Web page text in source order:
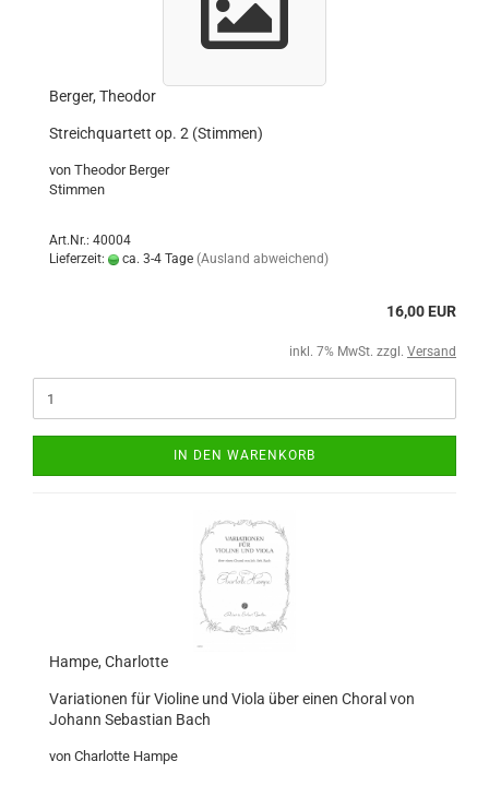
Berger, Theodor
Streichquartett op. 2 (Stimmen)
von Theodor Berger
Stimmen
Art.Nr.: 40004
Lieferzeit:
ca. 3-4 Tage (Ausland abweichend)
16,00 EUR
inkl. 7% MwSt. zzgl. Versand
IN DEN WARENKORB
Hampe, Charlotte
Variationen für Violine und Viola über einen Choral von
Johann Sebastian Bach
von Charlotte Hampe